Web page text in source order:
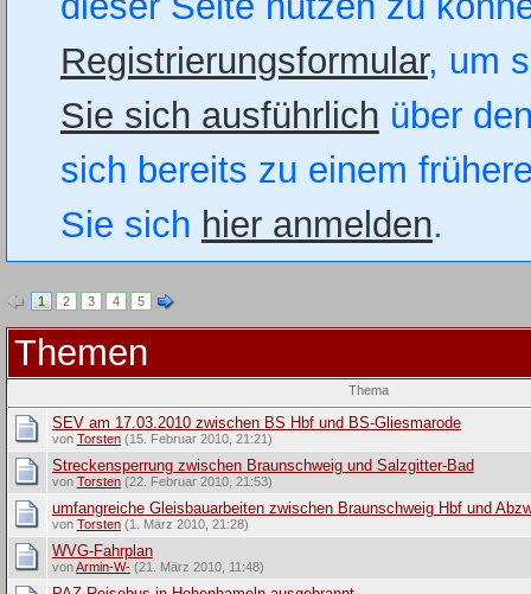
Registrierungsformular, um
Sie sich ausführlich über
sich bereits zu einem
Sie sich hier anmelden.
1 2 3 4 5
Themen
Thema
SEV am 17.03.2010 zwischen BS Hbf und BS-Gliesmarode
von Torsten(15. Februar 2010, 21:21)
Streckensperrung zwischen Braunschweig und Salzgitter-Bad
von Torsten(22. Februar 2010, 21:53)
umfangreiche Gleisbauarbeiten zwischen Braunschweig Hbf und
von Torsten(1. März 2010, 21:28)
WVG-Fahrplan
vonArmin-W-(21. März 2010, 11:48)